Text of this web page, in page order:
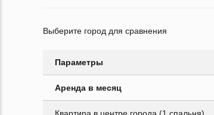
Выберите город для сравнения
Параметры
Аренда в месяц